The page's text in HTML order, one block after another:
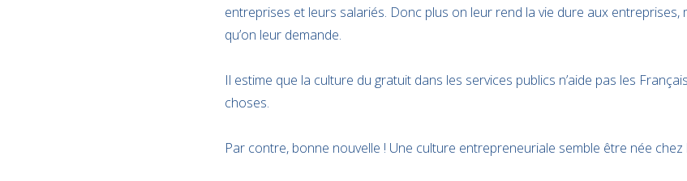
entreprises et leurs salariés. Donc plus on leur rend la vie dure aux
qu’on leur demande.
Il estime que la culture du gratuit dans les services publics n’aide pas les
choses.
Par contre, bonne nouvelle ! Une culture entrepreneuriale semble être née chez